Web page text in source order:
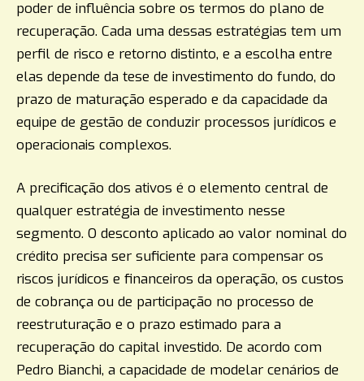
poder de influência sobre os termos do plano de
recuperação. Cada uma dessas estratégias tem um
perfil de risco e retorno distinto, e a escolha entre
elas depende da tese de investimento do fundo, do
prazo de maturação esperado e da capacidade da
equipe de gestão de conduzir processos jurídicos e
operacionais complexos.
A precificação dos ativos é o elemento central de
qualquer estratégia de investimento nesse
segmento. O desconto aplicado ao valor nominal do
crédito precisa ser suficiente para compensar os
riscos jurídicos e financeiros da operação, os custos
de cobrança ou de participação no processo de
reestruturação e o prazo estimado para a
recuperação do capital investido. De acordo com
Pedro Bianchi, a capacidade de modelar cenários de